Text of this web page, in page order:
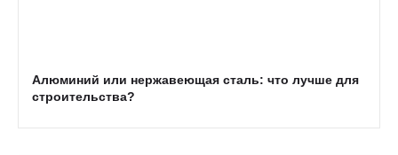
Алюминий или нержавеющая сталь: что лучше для
строительства?